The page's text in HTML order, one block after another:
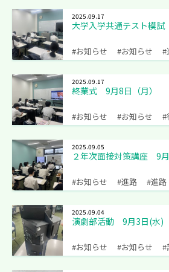
2025.09.17
#お知らせ #お知らせ #
大学入学共通テスト模
2025.09.17
#お知らせ #お知らせ #
終業式 9月8日（月）
2025.09.05
#お知らせ #進路 #進路
２年次面接対策講座 9
2025.09.04
#お知らせ #お知らせ #
演劇部活動 9月3日(水)